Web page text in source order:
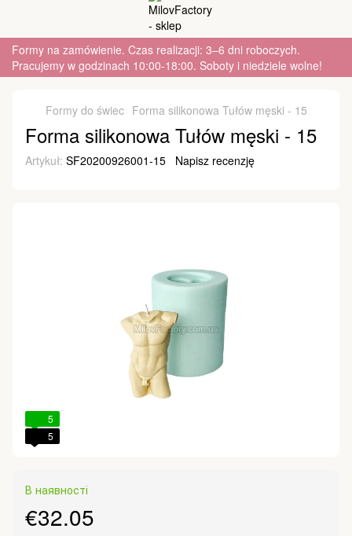
Formy na zamówienie. Czas realizacji: 3–6 dni roboczych.
Pracujemy w godzinach 10:00-18:00. Soboty i niedziele wolne!
Formy do świec Forma silikonowa Tułów męski - 15
Forma silikonowa Tułów męski - 15
Artykuł: SF20200926001-15 Napisz recenzję
5
5
В наявності
€32.05